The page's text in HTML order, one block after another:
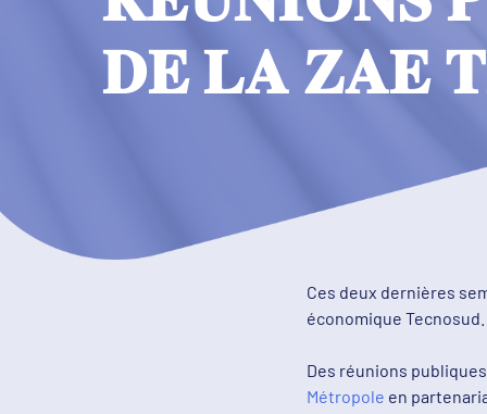
𝐃𝐄 𝐋𝐀 𝐙𝐀𝐄
Ces deux dernières
économique Tecnosud.
Des réunions
Métropole en